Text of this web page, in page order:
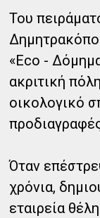
Του
«Eco -
ακριτική
οικολογικό
Όταν
χρόνια,
εταιρεία